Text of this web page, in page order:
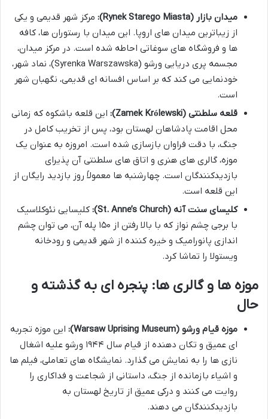
میدان بازار (Rynek Starego Miasta):
مرکز شهر قدیمی و یکی
از زیباترین میدان های اروپا. این میدان با رستوران ها، کافه
ها و فروشگاه های سوغاتی احاطه شده است. در مرکز میدان،
مجسمه پری دریایی ورشو (Syrenka Warszawska)، نماد شهر،
خودنمایی می کند که بر اساس افسانه ای قدیمی، نگهبان شهر
است.
قلعه سلطنتی (Zamek Królewski):
این قلعه باشکوه که زمانی
محل اقامت پادشاهان لهستان بود، پس از تخریب کامل در
جنگ، با دقت فراوان بازسازی شده است. امروزه به عنوان یک
موزه، گالری های هنری و اتاق های سلطنتی آن پذیرای
بازدیدکنندگان است. چهارشنبه ها معمولاً روز بازدید رایگان از
این قلعه است.
کلیسای سنت آنه (St. Anne’s Church):
کلیسایی نئوکلاسیک
با برجی چشم نواز که با بالا رفتن از ۱۵۰ پله آن، می توان چشم
اندازی پانورامیک و خیره کننده از شهر قدیمی و رودخانه
ویستولا را تماشا کرد.
موزه ها و گالری ها: پنجره ای به گذشته و
حال
موزه قیام ورشو (Warsaw Uprising Museum):
این موزه تجربه
ای عمیق و تکان دهنده از قیام سال ۱۹۴۴ ورشو علیه اشغال
نازی ها را به نمایش می گذارد. نمایشگاه های تعاملی، فیلم ها
و اشیاء بازمانده از جنگ، داستانی از شجاعت و فداکاری را
روایت می کنند و درکی عمیق از تاریخ لهستان به
بازدیدکنندگان می دهند.